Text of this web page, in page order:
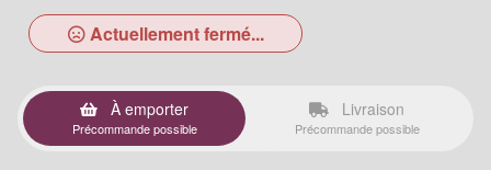
Actuellement fermé...
À emporter
Précommande possible
Livraison
Précommande possible